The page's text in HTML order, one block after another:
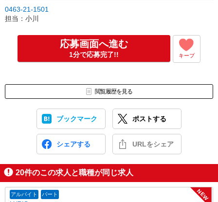
0463-21-1501
担当：小川
応募画面へ進む
1分で応募完了!! キープ
閲覧履歴を見る
ブックマーク ポストする
シェアする URLをシェア
20件のこの求人と職種が同じ求人
アルバイト パート NEW